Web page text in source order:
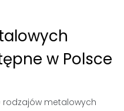
w Polsce
rodzajów metalowych